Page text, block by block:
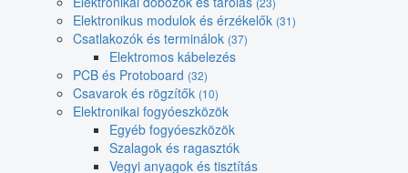
Elektronikus modulok és érzékelők (31)
Csatlakozók és terminálok (37)
Elektromos kábelezés
PCB és Protoboard (32)
Csavarok és rögzítők (10)
Elektronikai fogyóeszközök
Egyéb fogyóeszközök
Szalagok és ragasztók
Vegyi anyagok és tisztítás